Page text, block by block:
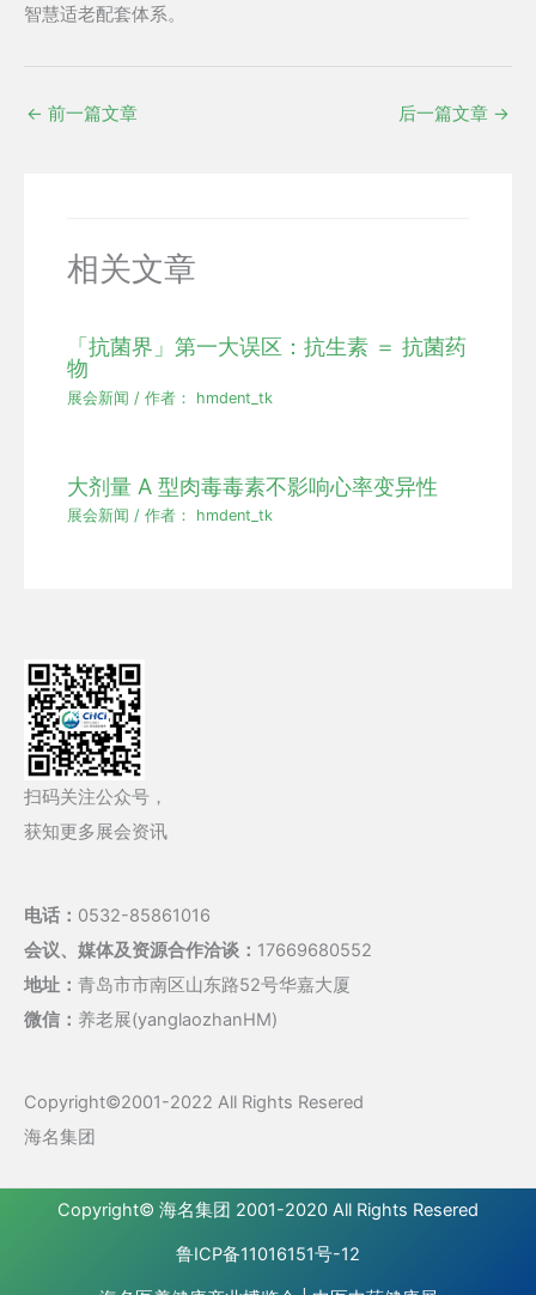
智慧适老配套体系。
← 前一篇文章 后一篇文章 →
相关文章
「抗菌界」第一大误区：抗生素 ＝ 抗菌药
物
展会新闻 / 作者： hmdent_tk
大剂量 A 型肉毒毒素不影响心率变异性
展会新闻 / 作者： hmdent_tk
扫码关注公众号，
获知更多展会资讯
电话： 0532-85861016
会议、媒体及资源合作洽谈： 17669680552
地址： 青岛市市南区山东路52号华嘉大厦
微信： 养老展(yanglaozhanHM)
Copyright©2001-2022 All Rights Resered
海名集团
Copyright© 海名集团 2001-2020 All Rights Resered
鲁ICP备11016151号-12